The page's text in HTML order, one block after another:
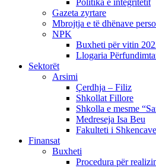
Politika e integritetit
Gazeta zyrtare
Mbrojtja e të dhënave
NPK
Buxheti për vitin
Llogaria
Sektorët
Arsimi
Çerdhja – Filiz
Shkollat Fillore
Shkolla e mesme
Medreseja Isa Beu
Fakulteti i
Finansat
Buxheti
Procedura për